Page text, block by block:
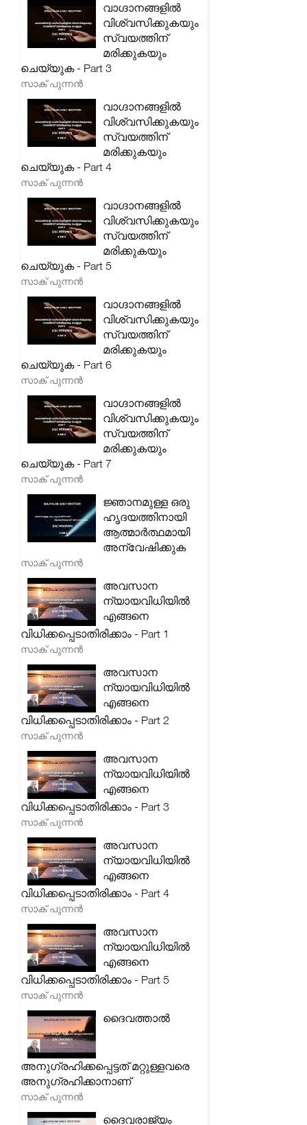
വാഗ്ദാനങ്ങളിൽ
വിശ്വസിക്കുകയും
സ്വയത്തിന്
മരിക്കുകയും
ചെയ്യുക - Part 3
സാക് പുന്നൻ
വാഗ്ദാനങ്ങളിൽ
വിശ്വസിക്കുകയും
സ്വയത്തിന്
മരിക്കുകയും
ചെയ്യുക - Part 4
സാക് പുന്നൻ
വാഗ്ദാനങ്ങളിൽ
വിശ്വസിക്കുകയും
സ്വയത്തിന്
മരിക്കുകയും
ചെയ്യുക - Part 5
സാക് പുന്നൻ
വാഗ്ദാനങ്ങളിൽ
വിശ്വസിക്കുകയും
സ്വയത്തിന്
മരിക്കുകയും
ചെയ്യുക - Part 6
സാക് പുന്നൻ
വാഗ്ദാനങ്ങളിൽ
വിശ്വസിക്കുകയും
സ്വയത്തിന്
മരിക്കുകയും
ചെയ്യുക - Part 7
സാക് പുന്നൻ
ജ്ഞാനമുള്ള ഒരു
ഹൃദയത്തിനായി
ആത്മാർത്ഥമായി
അന്വേഷിക്കുക
സാക് പുന്നൻ
അവസാന
ന്യായവിധിയിൽ
എങ്ങനെ
വിധിക്കപ്പെടാതിരിക്കാം - Part 1
സാക് പുന്നൻ
അവസാന
ന്യായവിധിയിൽ
എങ്ങനെ
വിധിക്കപ്പെടാതിരിക്കാം - Part 2
സാക് പുന്നൻ
അവസാന
ന്യായവിധിയിൽ
എങ്ങനെ
വിധിക്കപ്പെടാതിരിക്കാം - Part 3
സാക് പുന്നൻ
അവസാന
ന്യായവിധിയിൽ
എങ്ങനെ
വിധിക്കപ്പെടാതിരിക്കാം - Part 4
സാക് പുന്നൻ
അവസാന
ന്യായവിധിയിൽ
എങ്ങനെ
വിധിക്കപ്പെടാതിരിക്കാം - Part 5
സാക് പുന്നൻ
ദൈവത്താൽ
അനുഗ്രഹിക്കപ്പെട്ടത് മറ്റുള്ളവരെ
അനുഗ്രഹിക്കാനാണ്
സാക് പുന്നൻ
ദൈവരാജ്യം